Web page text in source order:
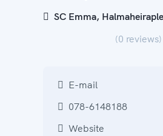
SC Emma,
(0 reviews)
E-mail
078-6148188
Website